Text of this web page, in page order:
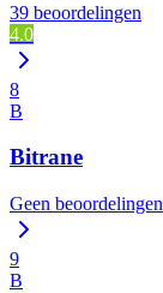
39 beoordelingen
4.0
8
B
Bitrane
Geen beoordelingen
9
B